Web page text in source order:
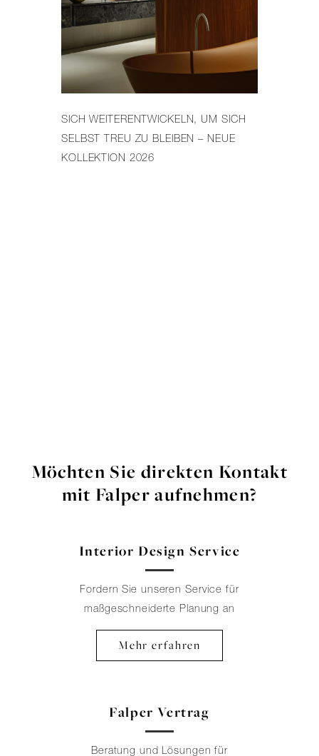
SICH WEITERENTWICKELN, UM SICH
SELBST TREU ZU BLEIBEN – NEUE
KOLLEKTION 2026
Möchten Sie direkten Kontakt
mit Falper aufnehmen?
Interior Design Service
Fordern Sie unseren Service für
maßgeschneiderte Planung an
Mehr erfahren
Falper Vertrag
Beratung und Lösungen für